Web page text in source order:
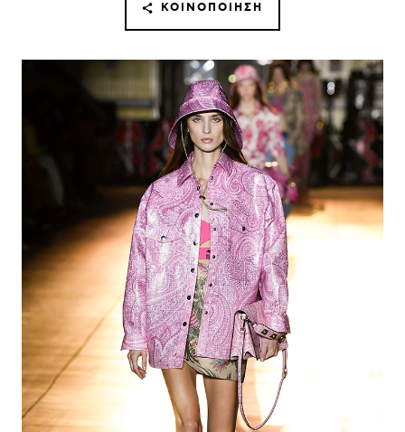
ΚΟΙΝΟΠΟΊΗΣΗ